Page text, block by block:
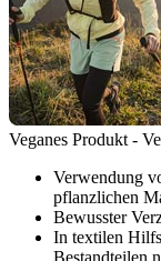
Veganes Produkt -
Verwendung
pflanzlichen
Bewusster
In textilen